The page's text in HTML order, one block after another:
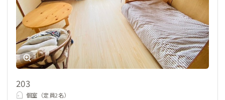
203
個室（定員2名）